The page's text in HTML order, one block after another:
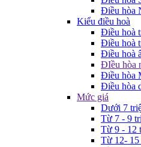
Điều hòa
Kiểu điều hoà
Điều hoà
Điều hoà
Điều hoà
ĐIều hòa
Điều hòa
Điều hòa
Mức giá
Dưới 7
Từ 7 - 9
Từ 9 - 12
Từ 12- 15